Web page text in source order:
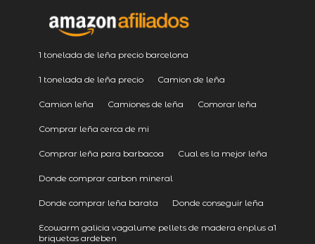
1 tonelada de leña precio barcelona
1 tonelada de leña precio Camion de leña
Camion leña Camiones de leña Comorar leña
Comprar leña cerca de mi
Comprar leña para barbacoa Cual es la mejor leña
Donde comprar carbon mineral
Donde comprar leña barata Donde conseguir leña
Ecowarm galicia vagalume pellets de madera enplus a1
briquetas ardeben